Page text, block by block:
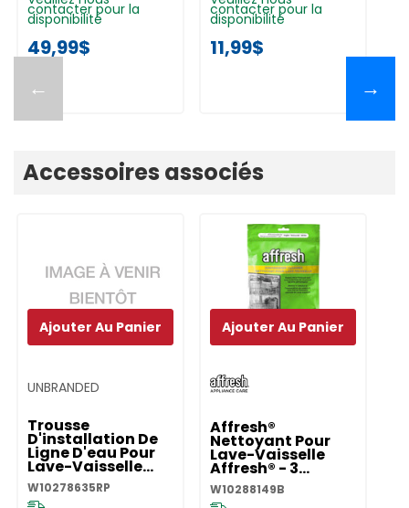
←
contacter pour la
disponibilité
49,99$
contacter pour la
disponibilité
11,99$
→
Accessoires associés
UNBRANDED
Trousse
D'installation De
Ligne D'eau Pour
Lave-Vaisselle
W10278635RP
W10278635RP
Ajouter Au Panier
Affresh®
Nettoyant Pour
Lave-Vaisselle
Affresh® - 3
Pastilles
W10288149B
W10288149B
Ajouter Au Panier